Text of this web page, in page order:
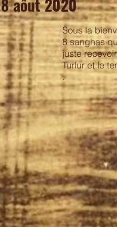
aôut 2020
Sous la
8 sanghas
juste
Turlur et le
.